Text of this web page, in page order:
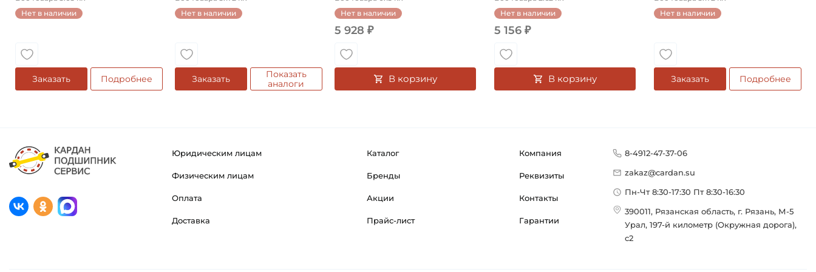
Нет в наличии
Заказать Подробнее
Нет в наличии
Заказать
Показать
аналоги
Нет в наличии
5 928 ₽
В корзину
Нет в наличии
5 156 ₽
В корзину
Нет в наличии
Заказать Подробнее
Юридическим лицам
Физическим лицам
Оплата
Доставка
Каталог
Бренды
Акции
Прайс-лист
Компания
Реквизиты
Контакты
Гарантии
8-4912-47-37-06
zakaz@cardan.su
Пн-Чт 8:30-17:30 Пт 8:30-16:30
390011, Рязанская область, г. Рязань, М-5
Урал, 197-й километр (Окружная дорога),
с2